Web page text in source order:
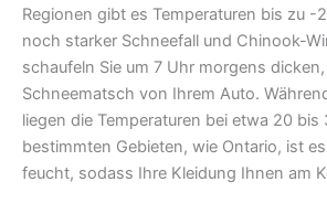
Regionen gibt es Temperaturen bis zu -
noch starker Schneefall und Chinook-
schaufeln Sie um 7 Uhr morgens
Schneematsch von Ihrem Auto.
liegen die Temperaturen bei etwa 20 bis
bestimmten Gebieten, wie Ontario, ist
feucht, sodass Ihre Kleidung Ihnen am